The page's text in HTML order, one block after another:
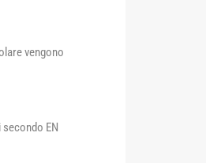
vengono
EN